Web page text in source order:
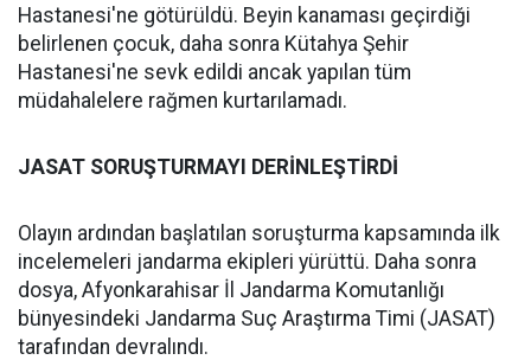
Hastanesi'ne götürüldü. Beyin kanaması geçirdiği
belirlenen çocuk, daha sonra Kütahya Şehir
Hastanesi'ne sevk edildi ancak yapılan tüm
müdahalelere rağmen kurtarılamadı.
JASAT SORUŞTURMAYI DERİNLEŞTİRDİ
Olayın ardından başlatılan soruşturma kapsamında ilk
incelemeleri jandarma ekipleri yürüttü. Daha sonra
dosya, Afyonkarahisar İl Jandarma Komutanlığı
bünyesindeki Jandarma Suç Araştırma Timi (JASAT)
tarafından devralındı.